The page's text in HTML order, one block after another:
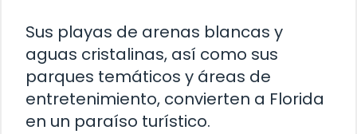
Sus playas de arenas blancas y
aguas cristalinas, así como sus
parques temáticos y áreas de
entretenimiento, convierten a Florida
en un paraíso turístico.